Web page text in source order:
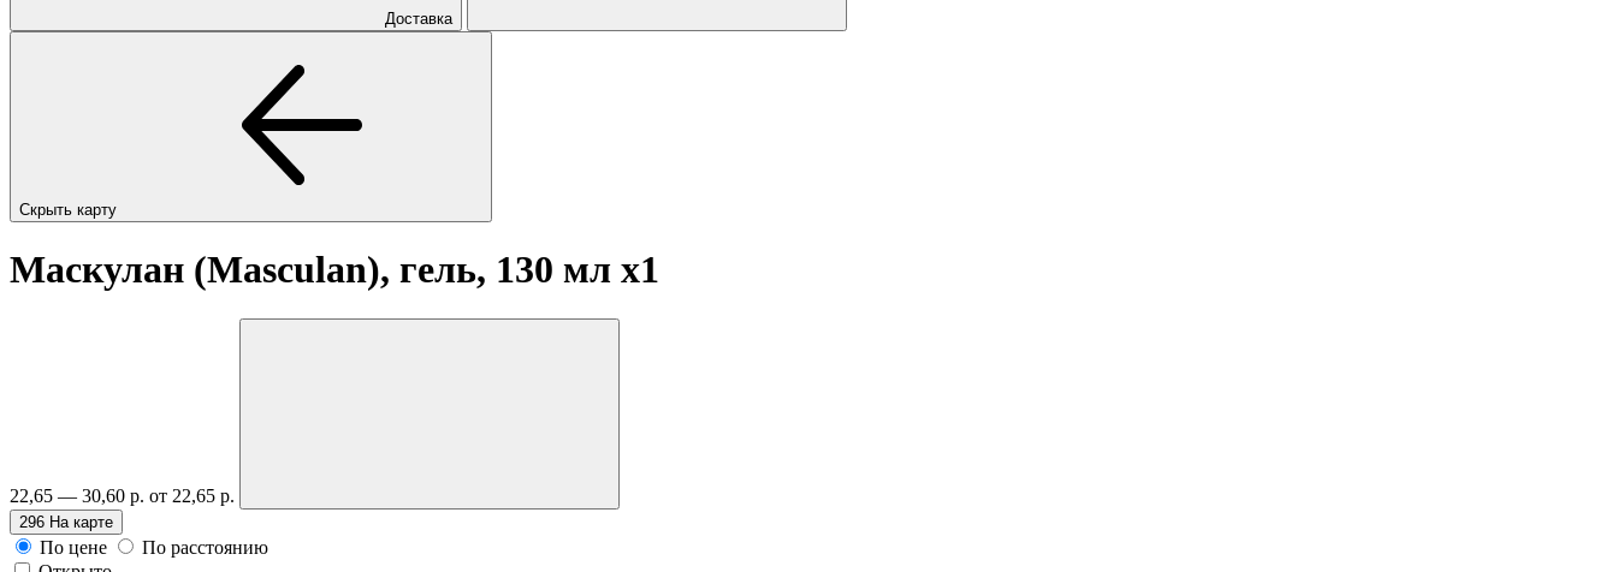
Доставка
Скрыть карту
Маскулан (Masculan), гель, 130 мл x1
22,65 — 30,60 р. от 22,65 р.
296 На карте
По цене
По расстоянию